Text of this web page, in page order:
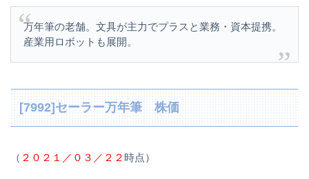
万年筆の老舗。文具が主力でプラスと業務・資本提携。
産業用ロボットも展開。
[7992]セーラー万年筆 株価
（ ２０２１／０３／２２時点）